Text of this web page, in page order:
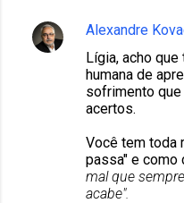
Alexandre
Lígia, acho
humana de
sofrimento
acertos.
Você tem toda
passa" e como
mal que
acabe".